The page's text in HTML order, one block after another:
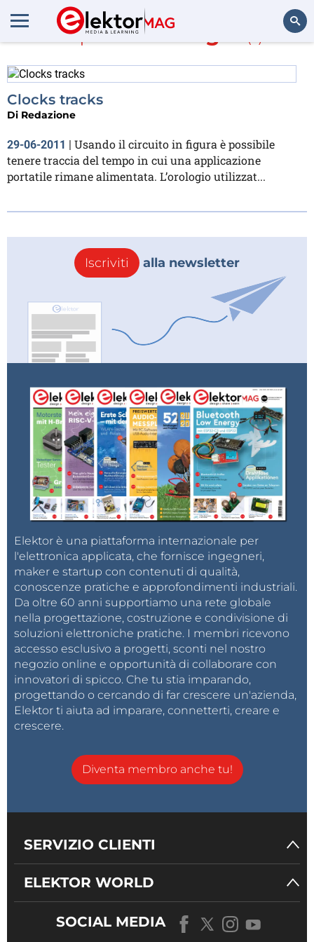
Di più suorologio
Clocks tracks
Di Redazione
29-06-2011 | Usando il circuito in figura è possibile
tenere traccia del tempo in cui una applicazione
portatile rimane alimentata. L’orologio utilizzat...
Iscriviti alla newsletter
Elektor è una piattaforma internazionale per
l'elettronica applicata, che fornisce ingegneri,
maker e startup con contenuti di qualità,
conoscenze pratiche e approfondimenti industriali.
Da oltre 60 anni supportiamo una rete globale
nella progettazione, costruzione e condivisione di
soluzioni elettroniche pratiche. I membri ricevono
accesso esclusivo a progetti, sconti nel nostro
negozio online e opportunità di collaborare con
innovatori di spicco. Che tu stia imparando,
progettando o cercando di far crescere un'azienda,
Elektor ti aiuta ad imparare, connetterti, creare e
crescere.
Diventa membro anche tu!
SERVIZIO CLIENTI
ELEKTOR WORLD
SOCIAL MEDIA